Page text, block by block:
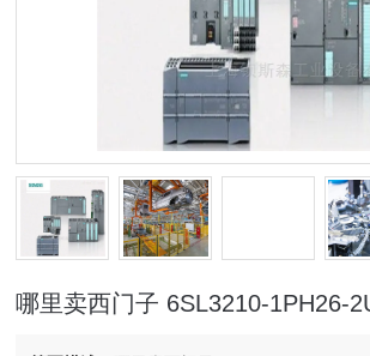
哪里卖西门子 6SL3210-1PH26-